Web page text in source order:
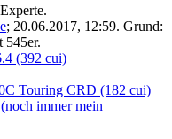
; 20.06.2017, 12:59. Grund:
545er.
(392 cui)
Touring CRD (182 cui)
immer mein